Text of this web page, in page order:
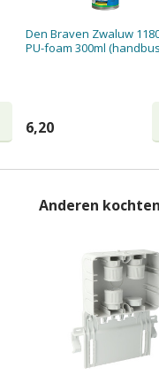
Den Braven Zwaluw
PU-foam 300ml
6,20
Anderen